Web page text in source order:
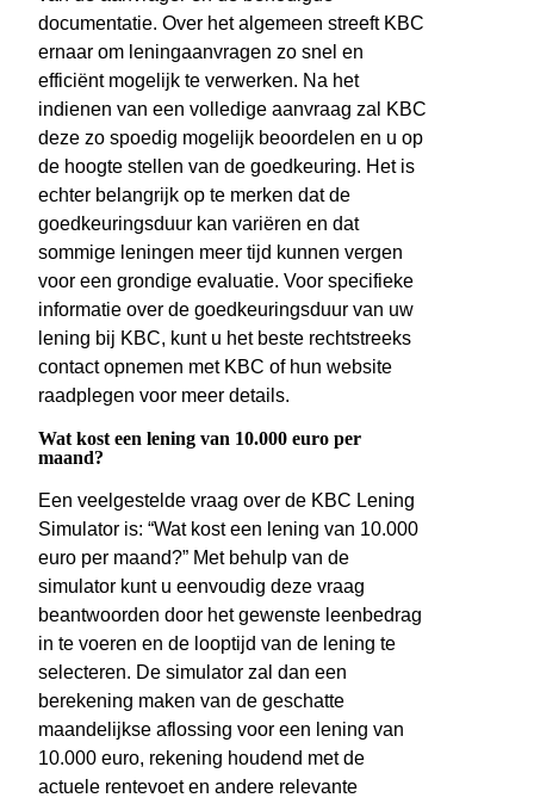
documentatie. Over het algemeen streeft KBC
ernaar om leningaanvragen zo snel en
efficiënt mogelijk te verwerken. Na het
indienen van een volledige aanvraag zal KBC
deze zo spoedig mogelijk beoordelen en u op
de hoogte stellen van de goedkeuring. Het is
echter belangrijk op te merken dat de
goedkeuringsduur kan variëren en dat
sommige leningen meer tijd kunnen vergen
voor een grondige evaluatie. Voor specifieke
informatie over de goedkeuringsduur van uw
lening bij KBC, kunt u het beste rechtstreeks
contact opnemen met KBC of hun website
raadplegen voor meer details.
Wat kost een lening van 10.000 euro per
maand?
Een veelgestelde vraag over de KBC Lening
Simulator is: “Wat kost een lening van 10.000
euro per maand?” Met behulp van de
simulator kunt u eenvoudig deze vraag
beantwoorden door het gewenste leenbedrag
in te voeren en de looptijd van de lening te
selecteren. De simulator zal dan een
berekening maken van de geschatte
maandelijkse aflossing voor een lening van
10.000 euro, rekening houdend met de
actuele rentevoet en andere relevante